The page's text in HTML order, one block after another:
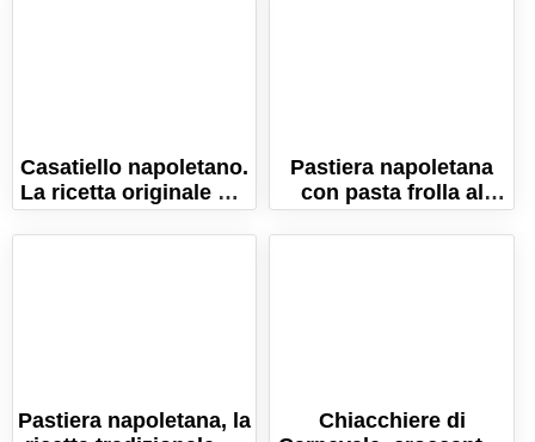
Casatiello napoletano.
La ricetta originale del
rustico di Pasqua!
Pastiera napoletana
con pasta frolla al
cacao
Pastiera napoletana, la
Chiacchiere di